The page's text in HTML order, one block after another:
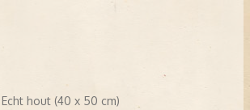
Echt hout (40 x 50 cm)